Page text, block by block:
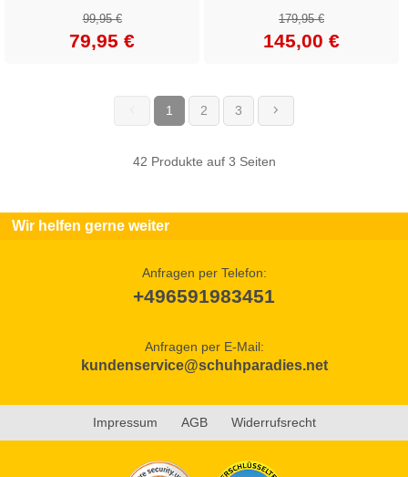
99,95 €
79,95 €
179,95 €
145,00 €
1 (current)
2 3
42 Produkte auf 3 Seiten
Wir helfen gerne weiter
Anfragen per Telefon:
+496591983451
Anfragen per E-Mail:
kundenservice@schuhparadies.net
Impressum AGB Widerrufsrecht